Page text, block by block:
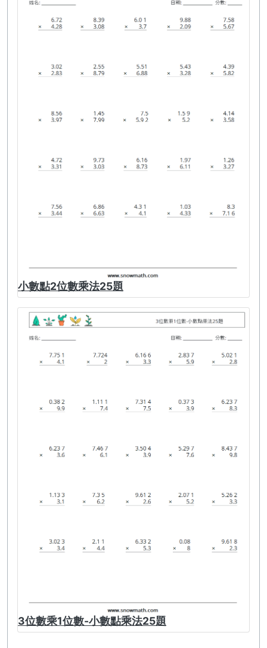
小數點2位數乘法25題
3位數乘1位數-小數點乘法25題